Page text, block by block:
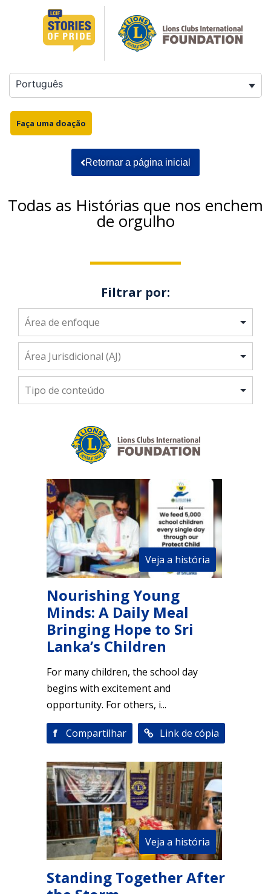
Português
Faça uma doação
Retornar a página inicial
Todas as Histórias que nos enchem
de orgulho
Filtrar por:
Veja a história
Nourishing Young
Minds: A Daily Meal
Bringing Hope to Sri
Lanka’s Children
For many children, the school day
begins with excitement and
opportunity. For others, i...
f Compartilhar Link de cópia
Veja a história
Standing Together After